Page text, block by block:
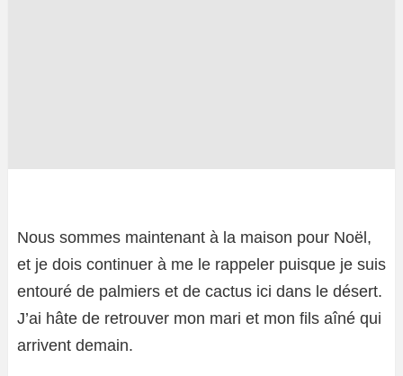
Nous sommes maintenant à la maison pour Noël,
et je dois continuer à me le rappeler puisque je suis
entouré de palmiers et de cactus ici dans le désert.
J’ai hâte de retrouver mon mari et mon fils aîné qui
arrivent demain.